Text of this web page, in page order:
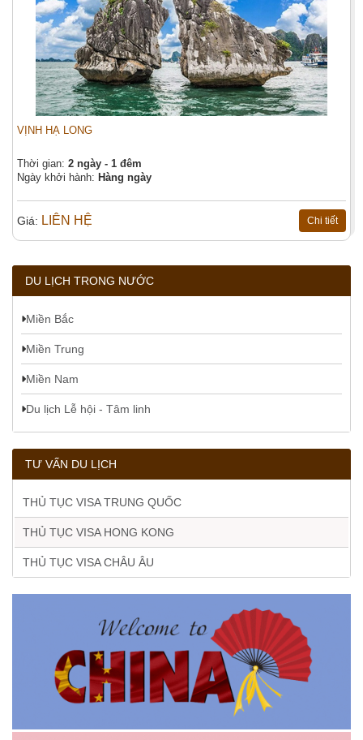
VỊNH HẠ LONG
Thời gian: 2 ngày - 1 đêm
Ngày khởi hành: Hàng ngày
Giá: LIÊN HỆ Chi tiết
DU LỊCH TRONG NƯỚC
Miền Bắc
Miền Trung
Miền Nam
Du lịch Lễ hội - Tâm linh
TƯ VẤN DU LỊCH
THỦ TỤC VISA TRUNG QUỐC
THỦ TỤC VISA HONG KONG
THỦ TỤC VISA CHÂU ÂU